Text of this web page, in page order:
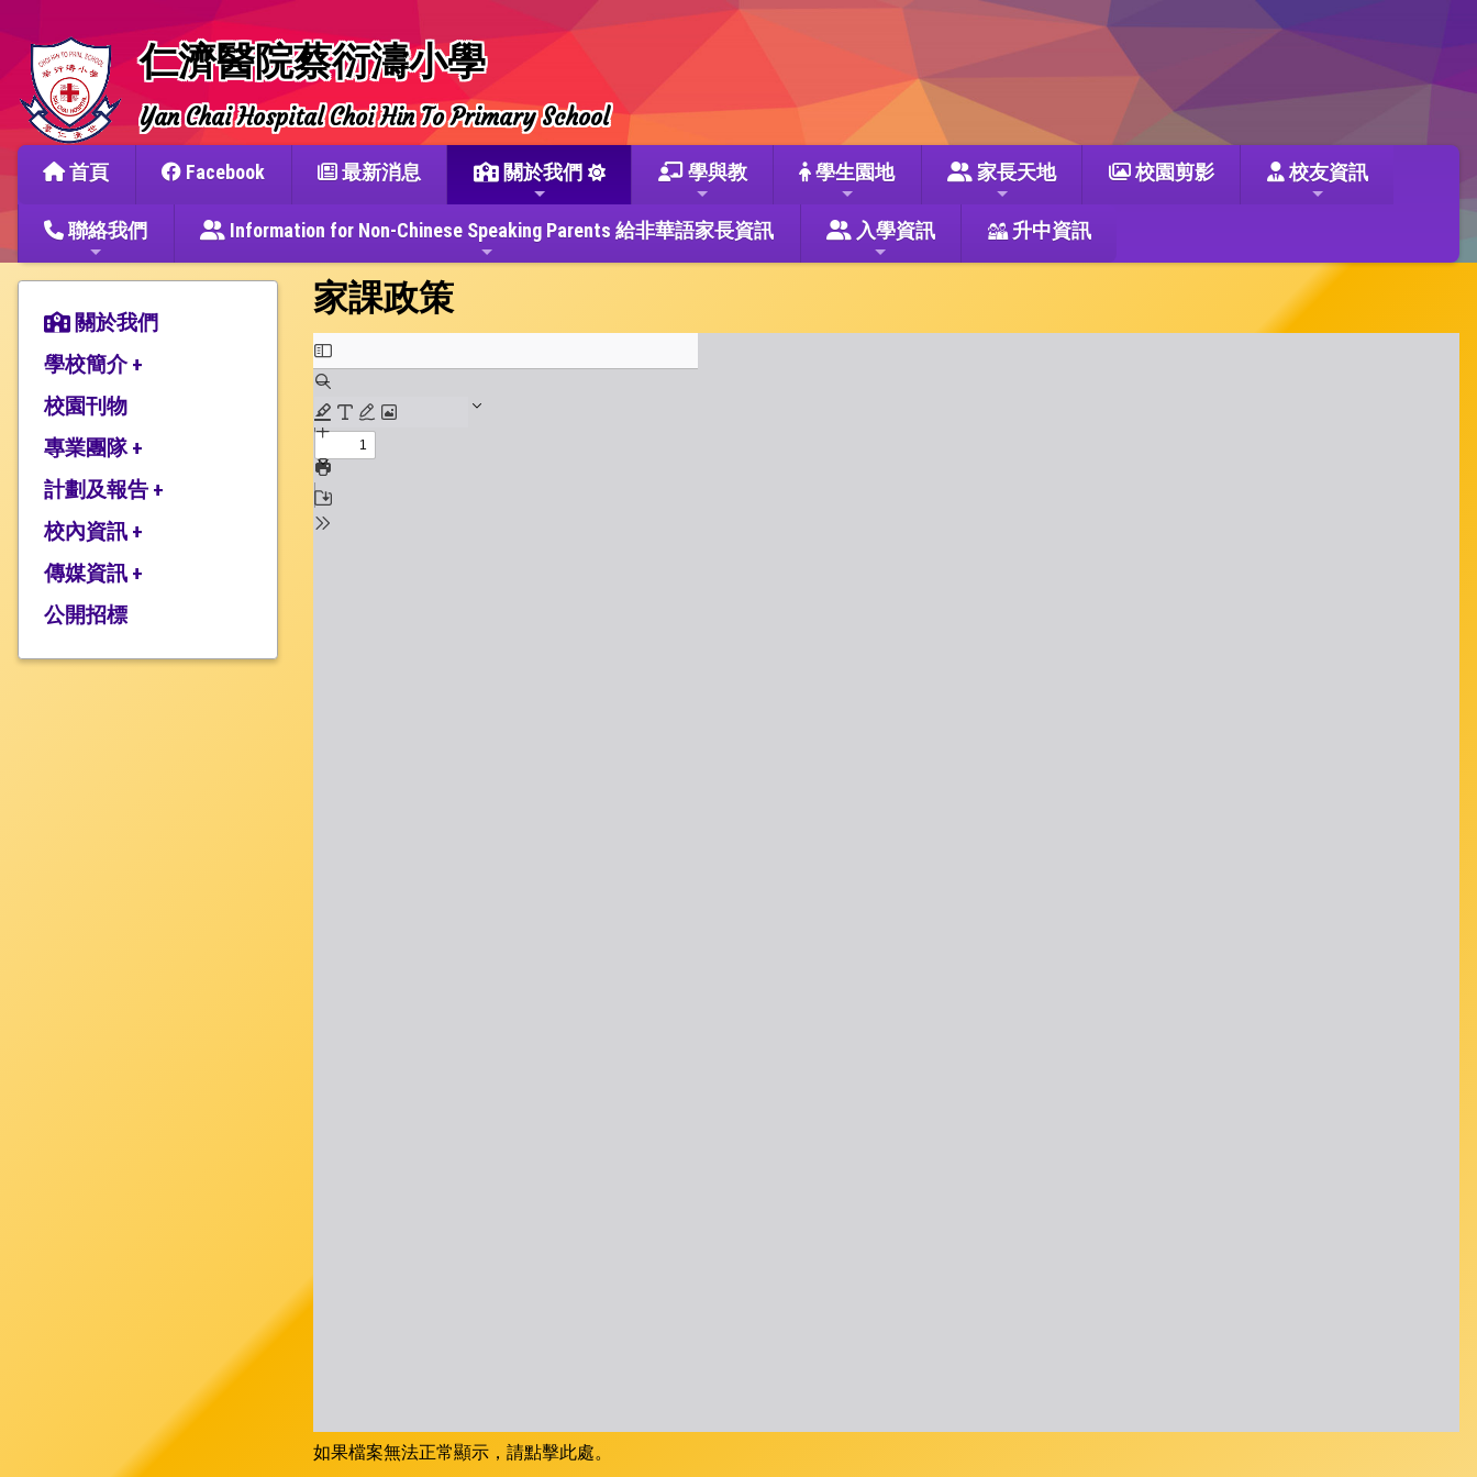
仁濟醫院蔡衍濤小學
Yan Chai Hospital Choi Hin To Primary School
首頁 Facebook 最新消息 關於我們 學與教 學生園地 家長天地 校園剪影 校友資訊
聯絡我們 Information for Non-Chinese Speaking Parents 給非華語家長資訊 入學資訊 升中資訊
關於我們
學校簡介 +
辦學宗旨與簡史
仁濟教育簡介
本校捐建人介紹
校監的話
校園刊物
專業團隊 +
教師團隊
行政架構
計劃及報告 +
2025-2026年度計劃
2024-2025年度報告
2024-2025年度計劃
校內資訊 +
學校設施
校服樣式
傳媒資訊 +
媒體報道
公開招標
家課政策
如果檔案無法正常顯示，請點擊此處。